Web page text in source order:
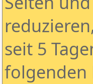
seit 5
folgenden